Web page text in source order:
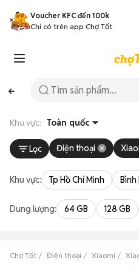
Voucher KFC đến 100k
Chỉ có trên app Chợ Tốt
Khu vực: Toàn quốc
Lọc Điện thoại
Khu vực: Tp Hồ Chí Minh Bình
Dung lượng: 64 GB 128 GB
Chợ Tốt Điện thoại Xiaomi